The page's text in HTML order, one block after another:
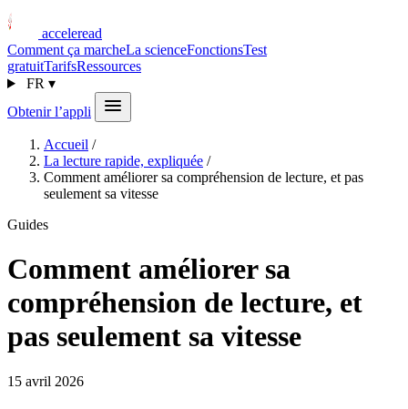
acceleread
Comment ça marcheLa scienceFonctionsTest
gratuitTarifsRessources
FR ▾
Obtenir l’appli
Accueil /
La lecture rapide, expliquée /
Comment améliorer sa compréhension de lecture, et pas
seulement sa vitesse
Guides
Comment améliorer sa
compréhension de lecture, et
pas seulement sa vitesse
15 avril 2026